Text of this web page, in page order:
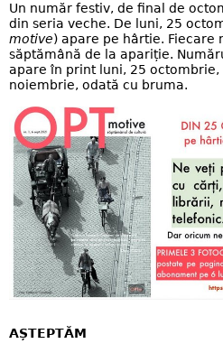
Un număr festiv, de final de
din seria veche. De luni, 25
motive) apare pe hârtie. Fiecare
săptămână de la apariție.
apare în print luni, 25
noiembrie, odată cu bruma.
AȘTEPTĂM